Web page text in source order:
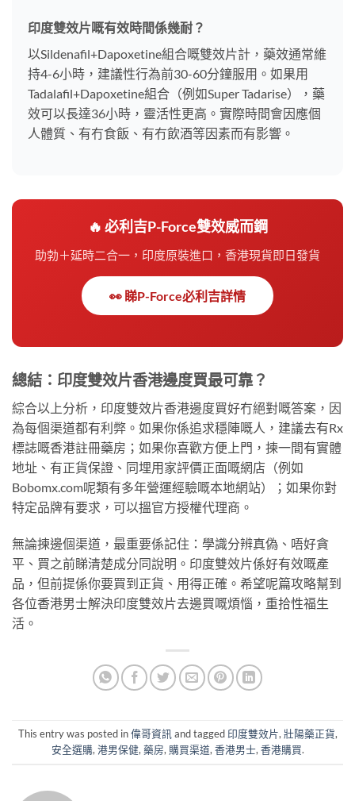
印度雙效片嘅有效時間係幾耐？
以Sildenafil+Dapoxetine組合嘅雙效片計，藥效通常維
持4-6小時，建議性行為前30-60分鐘服用。如果用
Tadalafil+Dapoxetine組合（例如Super Tadarise），藥
效可以長達36小時，靈活性更高。實際時間會因應個
人體質、有冇食飯、有冇飲酒等因素而有影響。
🔥 必利吉P-Force雙效威而鋼
助勃＋延時二合一，印度原裝進口，香港現貨即日發貨
👀 睇P-Force必利吉詳情
總結：印度雙效片香港邊度買最可靠？
綜合以上分析，印度雙效片香港邊度買好冇絕對嘅答案，因
為每個渠道都有利弊。如果你係追求穩陣嘅人，建議去有Rx
標誌嘅香港註冊藥房；如果你喜歡方便上門，揀一間有實體
地址、有正貨保證、同埋用家評價正面嘅網店（例如
Bobomx.com呢類有多年營運經驗嘅本地網站）；如果你對
特定品牌有要求，可以搵官方授權代理商。
無論揀邊個渠道，最重要係記住：學識分辨真偽、唔好貪
平、買之前睇清楚成分同說明。印度雙效片係好有效嘅產
品，但前提係你要買到正貨、用得正確。希望呢篇攻略幫到
各位香港男士解決印度雙效片去邊買嘅煩惱，重拾性福生
活。
This entry was posted in偉哥資訊 and tagged 印度雙效片, 壯陽藥正貨,
安全選購, 港男保健, 藥房, 購買渠道, 香港男士, 香港購買.